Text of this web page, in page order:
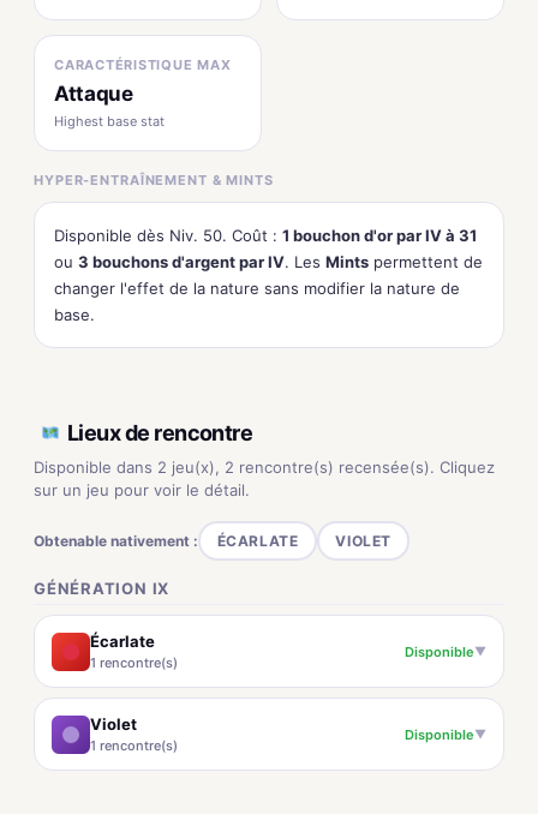
CARACTÉRISTIQUE MAX
Attaque
Highest base stat
HYPER-ENTRAÎNEMENT & MINTS
Disponible dès Niv. 50. Coût : 1 bouchon d'or par IV à 31
ou 3 bouchons d'argent par IV. Les Mints permettent de
changer l'effet de la nature sans modifier la nature de
base.
Lieux de rencontre
Disponible dans 2 jeu(x), 2 rencontre(s) recensée(s). Cliquez
sur un jeu pour voir le détail.
Obtenable nativement : ÉCARLATE VIOLET
GÉNÉRATION IX
Écarlate
1 rencontre(s)
Disponible▼
Violet
1 rencontre(s)
Disponible▼